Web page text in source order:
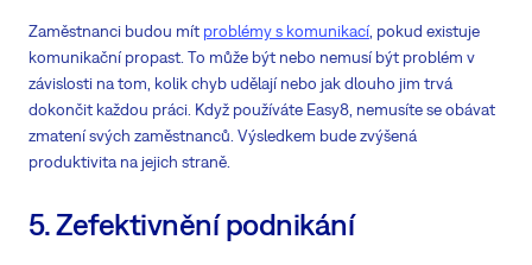
Zaměstnanci budou mít problémy s komunikací, pokud existuje
komunikační propast. To může být nebo nemusí být problém v
závislosti na tom, kolik chyb udělají nebo jak dlouho jim trvá
dokončit každou práci. Když používáte Easy8, nemusíte se obávat
zmatení svých zaměstnanců. Výsledkem bude zvýšená
produktivita na jejich straně.
5. Zefektivnění podnikání